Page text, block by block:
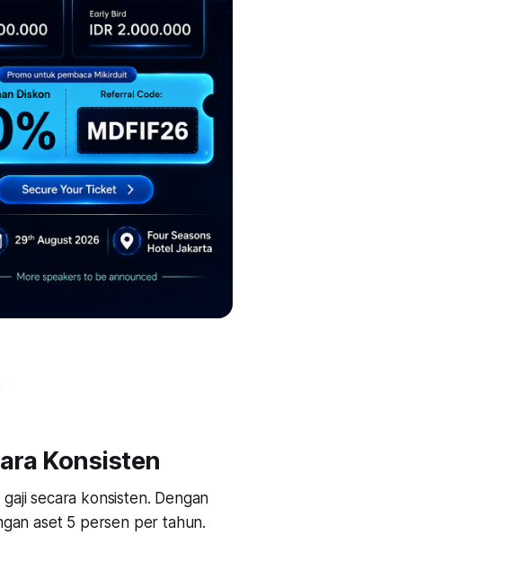
Konsisten
secara konsisten. Dengan
aset 5 persen per tahun.